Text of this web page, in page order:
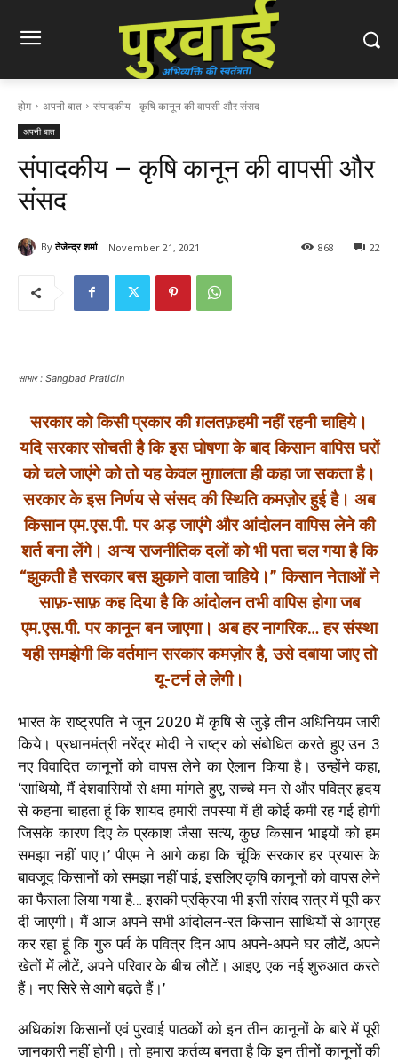
होम अपनी बात संपादकीय - कृषि कानून की वापसी और संसद
अपनी बात
संपादकीय – कृषि कानून की वापसी और
संसद
By तेजेन्द्र शर्मा November 21, 2021 22
868
साभार : Sangbad Pratidin
सरकार को किसी प्रकार की ग़लतफ़हमी नहीं रहनी चाहिये।
यदि सरकार सोचती है कि इस घोषणा के बाद किसान वापिस घरों
को चले जाएंगे को तो यह केवल मुग़ालता ही कहा जा सकता है।
सरकार के इस निर्णय से संसद की स्थिति कमज़ोर हुई है। अब
किसान एम.एस.पी. पर अड़ जाएंगे और आंदोलन वापिस लेने की
शर्त बना लेंगे। अन्य राजनीतिक दलों को भी पता चल गया है कि
“झुकती है सरकार बस झुकाने वाला चाहिये।” किसान नेताओं ने
साफ़-साफ़ कह दिया है कि आंदोलन तभी वापिस होगा जब
एम.एस.पी. पर कानून बन जाएगा। अब हर नागरिक… हर संस्था
यही समझेगी कि वर्तमान सरकार कमज़ोर है, उसे दबाया जाए तो
यू-टर्न ले लेगी।
भारत के राष्ट्रपति ने जून 2020 में कृषि से जुड़े तीन अधिनियम जारी
किये।प्रधानमंत्री नरेंद्र मोदी ने राष्ट्र को संबोधित करते हुए उन 3
नए विवादित कानूनों को वापस लेने का ऐलान किया है। उन्होंने कहा,
‘साथियो, मैं देशवासियों से क्षमा मांगते हुए, सच्चे मन से और पवित्र हृदय
से कहना चाहता हूं कि शायद हमारी तपस्या में ही कोई कमी रह गई होगी
जिसके कारण दिए के प्रकाश जैसा सत्य, कुछ किसान भाइयों को हम
समझा नहीं पाए।’ पीएम ने आगे कहा कि चूंकि सरकार हर प्रयास के
बावजूद किसानों को समझा नहीं पाई, इसलिए कृषि कानूनों को वापस लेने
का फैसला लिया गया है… इसकी प्रक्रिया भी इसी संसद सत्र में पूरी कर
दी जाएगी। मैं आज अपने सभी आंदोलन-रत किसान साथियों से आग्रह
कर रहा हूं कि गुरु पर्व के पवित्र दिन आप अपने-अपने घर लौटें, अपने
खेतों में लौटें, अपने परिवार के बीच लौटें। आइए, एक नई शुरुआत करते
हैं। नए सिरे से आगे बढ़ते हैं।’
अधिकांश किसानों एवं पुरवाई पाठकों को इन तीन कानूनों के बारे में पूरी
जानकारी नहीं होगी। तो हमारा कर्तव्य बनता है कि इन तीनों कानूनों की